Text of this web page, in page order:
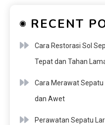
RECENT
Cara Restorasi Sol
Tepat dan Tahan
Cara Merawat
dan Awet
Perawatan Sepatu